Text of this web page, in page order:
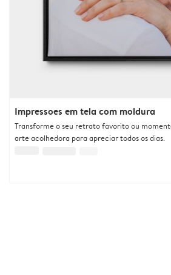
Impressoes em tela com moldura
Transforme o seu retrato favorito ou
arte acolhedora para apreciar todos os dias.